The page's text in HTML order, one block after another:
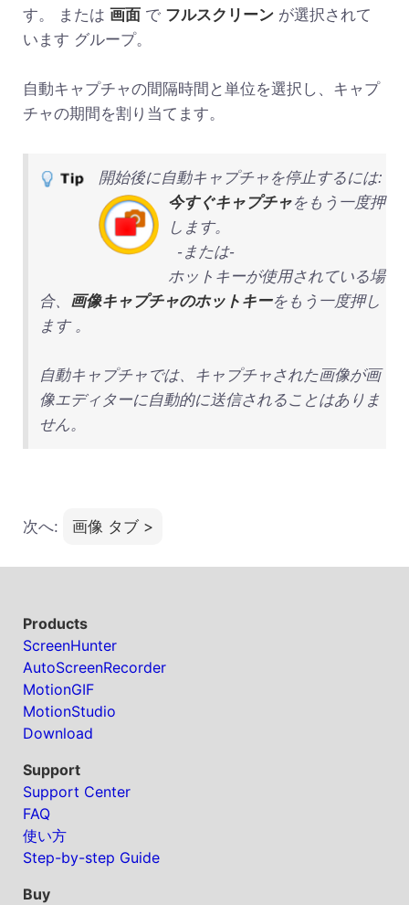
す。 または 画面 で フルスクリーン が選択されて
います グループ。
自動キャプチャの間隔時間と単位を選択し、キャプ
チャの期間を割り当てます。
開始後に自動キャプチャを停止するには:
今すぐキャプチャをもう一度押
します。
-または-
ホットキーが使用されている場
合、 画像キャプチャのホットキーをもう一度押し
ます 。
自動キャプチャでは、キャプチャされた画像が画
像エディターに自動的に送信されることはありま
せん。
次へ: 画像 タブ >
Products
ScreenHunter
AutoScreenRecorder
MotionGIF
MotionStudio
Download
Support
Support Center
FAQ
使い方
Step-by-step Guide
Buy